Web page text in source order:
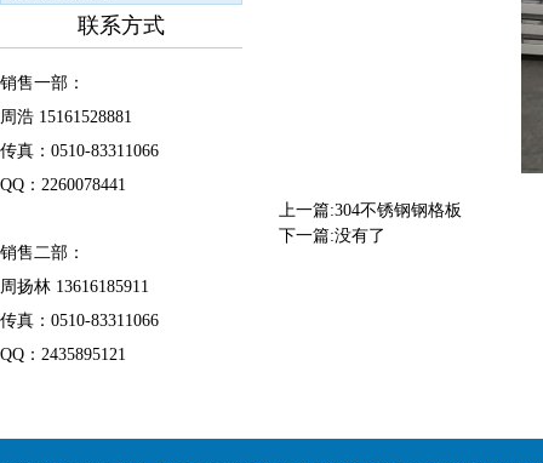
联系方式
销售一部：
周浩 15161528881
传真：0510-83311066
QQ：2260078441
销售二部：
周扬林 13616185911
传真：0510-83311066
QQ：2435895121
上一篇:304不锈钢钢格板
下一篇:没有了